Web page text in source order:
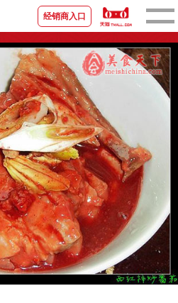
首页
关于国酿
新闻资讯
品牌产品
宣传视频
营销中心
经销商入口